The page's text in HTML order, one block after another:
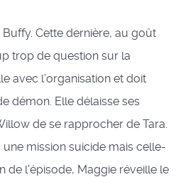
Buffy. Cette dernière, au goût
trop de question sur la
avec l’organisation et doit
démon. Elle délaisse ses
de se rapprocher de Tara.
mission suicide mais celle-
de l’épisode, Maggie réveille le